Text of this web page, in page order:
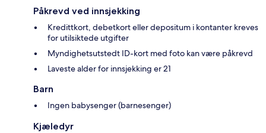
Påkrevd ved innsjekking
Kredittkort, debetkort eller depositum i kontanter kreves
for utilsiktede utgifter
Myndighetsutstedt ID-kort med foto kan være påkrevd
Laveste alder for innsjekking er 21
Barn
Ingen babysenger (barnesenger)
Kjæledyr